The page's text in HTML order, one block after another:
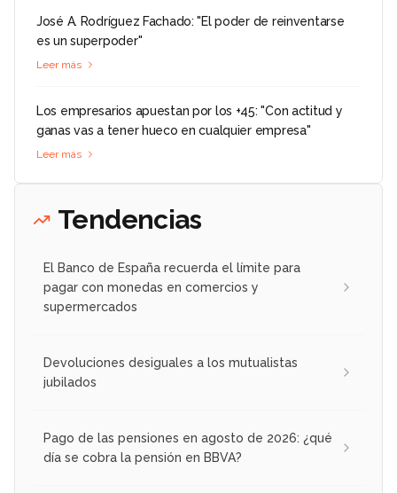
José A. Rodríguez Fachado: "El poder de reinventarse
es un superpoder"
Leer más
Los empresarios apuestan por los +45: "Con actitud y
ganas vas a tener hueco en cualquier empresa"
Leer más
Tendencias
El Banco de España recuerda el límite para
pagar con monedas en comercios y
supermercados
Devoluciones desiguales a los mutualistas
jubilados
Pago de las pensiones en agosto de 2026: ¿qué
día se cobra la pensión en BBVA?